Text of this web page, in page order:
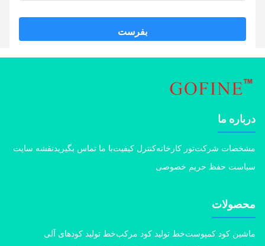
بفرست
ما
شرکتتور کارخانهکنترل کیفیتبا ما تماس بگیریدنقشه سایت
حفظ حریم خصوصی
کود کمپوستخط تولید کود مرکبخط تولید کودهای آلی